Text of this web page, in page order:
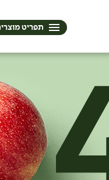
תפריט